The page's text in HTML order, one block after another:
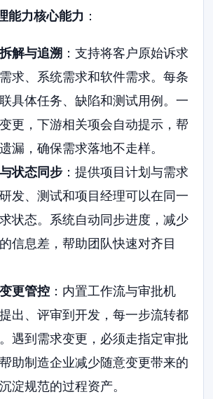
能力核心能力 ：
解与追溯 ：支持将客户原始诉求
求、系统需求和软件需求。每条
具体任务、缺陷和测试用例。一
更，下游相关项会自动提示，帮
漏，确保需求落地不走样。
状态同步：提供项目计划与需求
发、测试和项目经理可以在同一
状态。系统自动同步进度，减少
信息差，帮助团队快速对齐目
更管控：内置工作流与审批机
出、评审到开发，每一步流转都
遇到需求变更，必须走指定审批
助制造企业减少随意变更带来的
淀规范的过程资产。